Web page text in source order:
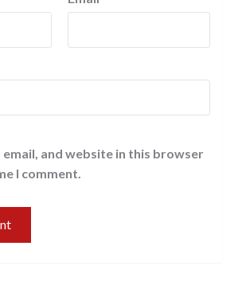
email, and website in this browser
I comment.